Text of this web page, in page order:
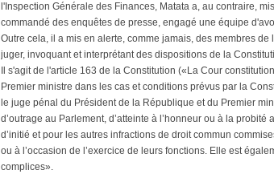
l'Inspection Générale des Finances, Matata a, au contraire,
commandé des enquêtes de presse, engagé une équipe
Outre cela, il a mis en alerte, comme jamais, des membres
juger, invoquant et interprétant des dispositions de la
Il s'agit de l'article 163 de la Constitution («La Cour
Premier ministre dans les cas et conditions prévus par la
le juge pénal du Président de la République et du Premier
d’outrage au Parlement, d’atteinte à l’honneur ou à la probité
d’initié et pour les autres infractions de droit commun
ou à l’occasion de l’exercice de leurs fonctions. Elle est
complices».